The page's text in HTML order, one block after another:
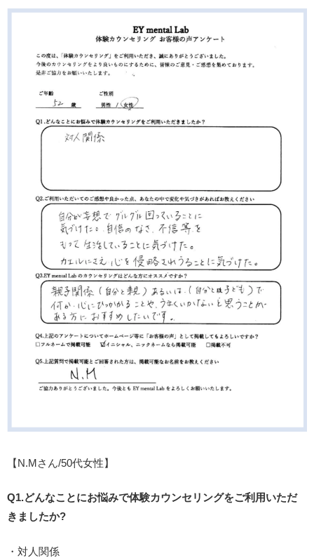
【N.Mさん/50代女性】
Q1.どんなことにお悩みで体験カウンセリングをご利用いただ
きましたか?
・対人関係